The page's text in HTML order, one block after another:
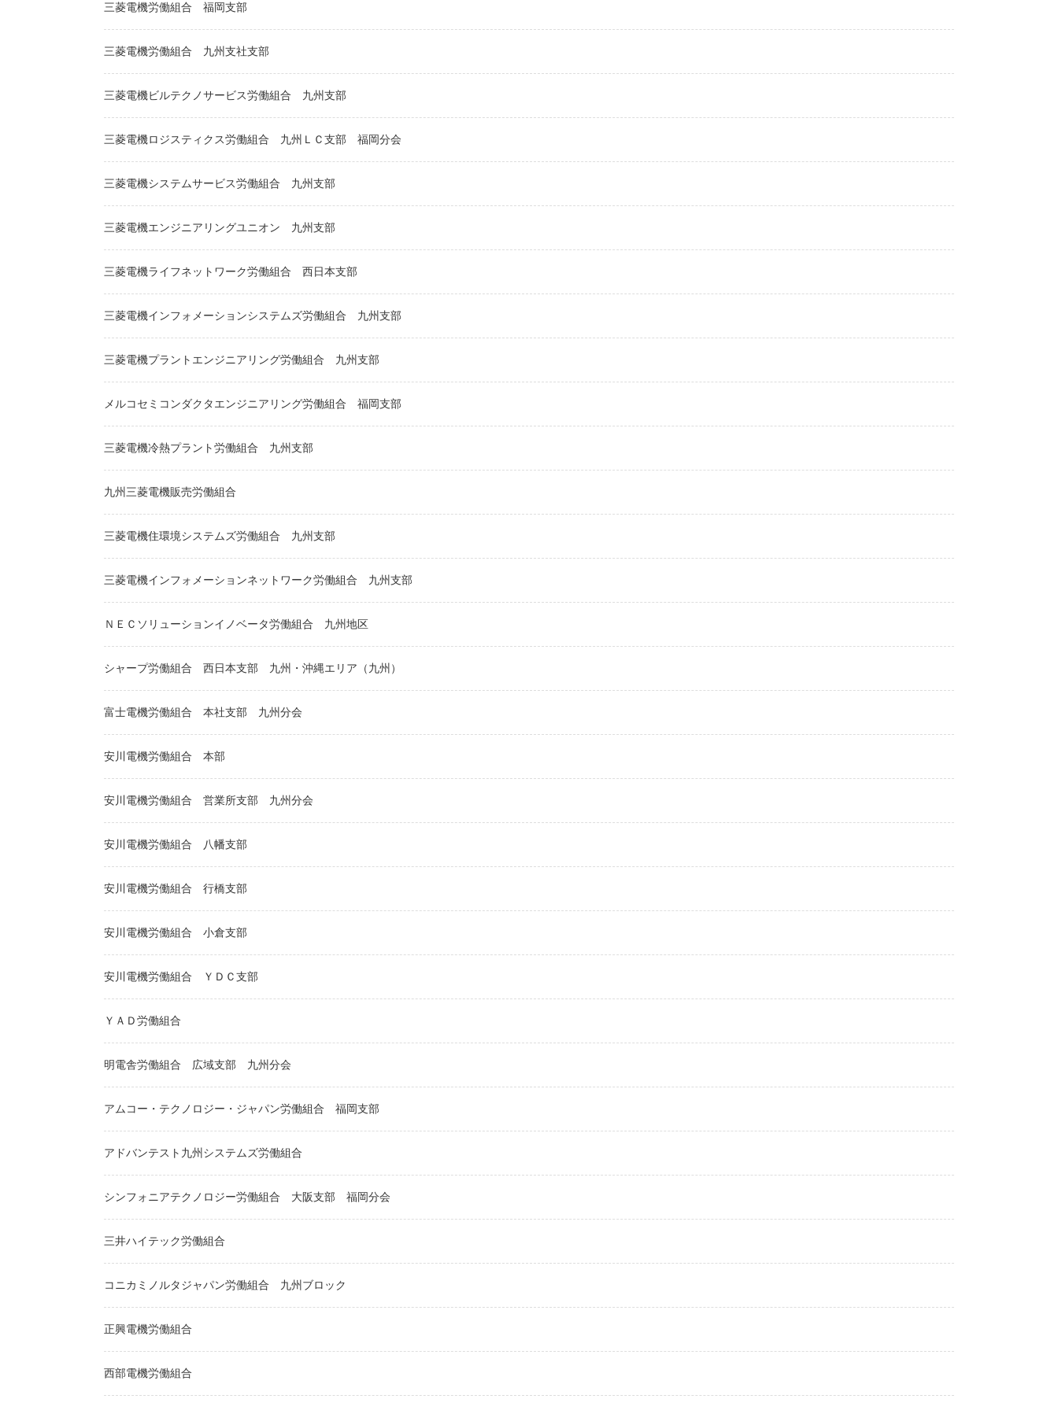
三菱電機労働組合 福岡支部
三菱電機労働組合 九州支社支部
三菱電機ビルテクノサービス労働組合 九州支部
三菱電機ロジスティクス労働組合 九州ＬＣ支部 福岡分会
三菱電機システムサービス労働組合 九州支部
三菱電機エンジニアリングユニオン 九州支部
三菱電機ライフネットワーク労働組合 西日本支部
三菱電機インフォメーションシステムズ労働組合 九州支部
三菱電機プラントエンジニアリング労働組合 九州支部
メルコセミコンダクタエンジニアリング労働組合 福岡支部
三菱電機冷熱プラント労働組合 九州支部
九州三菱電機販売労働組合
三菱電機住環境システムズ労働組合 九州支部
三菱電機インフォメーションネットワーク労働組合 九州支部
ＮＥＣソリューションイノベータ労働組合 九州地区
シャープ労働組合 西日本支部 九州・沖縄エリア（九州）
富士電機労働組合 本社支部 九州分会
安川電機労働組合 本部
安川電機労働組合 営業所支部 九州分会
安川電機労働組合 八幡支部
安川電機労働組合 行橋支部
安川電機労働組合 小倉支部
安川電機労働組合 ＹＤＣ支部
ＹＡＤ労働組合
明電舎労働組合 広域支部 九州分会
アムコー・テクノロジー・ジャパン労働組合 福岡支部
アドバンテスト九州システムズ労働組合
シンフォニアテクノロジー労働組合 大阪支部 福岡分会
三井ハイテック労働組合
コニカミノルタジャパン労働組合 九州ブロック
正興電機労働組合
西部電機労働組合